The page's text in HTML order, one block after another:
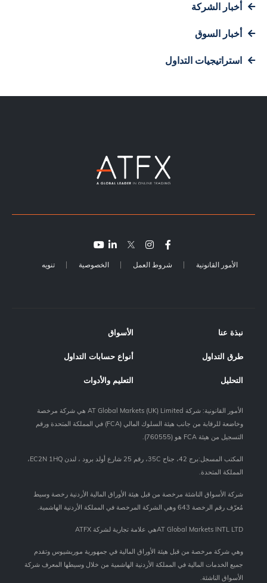
أخبار الشركة
أخبار السوق
استراتيجيات التداول
الأمور القانونية شروط العمل الخصوصية تنويه
نبذة عنا الأسواق
طرق التداول أنواع حسابات التداول
التحليل التعليم والأدوات
الأمور القانونية: شركة AT Global Markets (UK) Limited هي شركة مرخصة
وخاضعة للرقابة من جانب هيئة السلوك المالي (FCA) في المملكة المتحدة ورقم
التسجيل من هيئة FCA هو (760555).
المكتب المسجل:برج 42، جناح 35C، رقم 25 شارع أولد برود ، لندن EC2N 1HQ،
المملكة المتحدة.
شركة الأسواق الناشئة مرخصة من قبل هيئة الأوراق المالية الأردنية رخصة وسيط
مُعرّف رقم الرخصة 643 وهي الشركة المرخصة في المملكة الأردنية الهاشمية.
AT Global Markets INTL LTDهي علامة تجارية لشركة ATFX
وهي شركة مرخصة من قبل هيئة الأوراق المالية في جمهورية موريشيوس وتقدم
جميع الخدمات المالية في المملكة الأردنية الهاشمية من خلال وسيطها المعرف شركة
الأسواق الناشئة.